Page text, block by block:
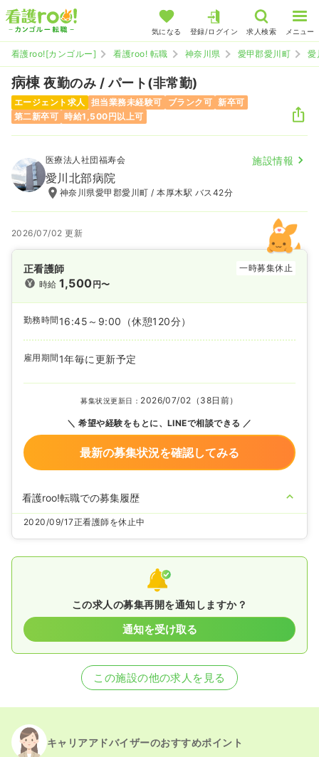
気になる 登録/ログイン 求人検索 メニュー
看護roo![カンゴルー] 看護roo! 転職 神奈川県 愛甲郡愛川町 愛
病棟夜勤のみ / パート(非常勤)
エージェント求人 担当業務未経験可 ブランク可 新卒可
第二新卒可 時給1,500円以上可
医療法人社団福寿会 施設情報
愛川北部病院
神奈川県愛甲郡愛川町 / 本厚木駅 バス42分
2026/07/02 更新
正看護師
一時募集休止
時給1,500円〜
勤務時間 16:45～9:00 （休憩120分）
雇用期間 1年毎に更新予定
募集状況更新日： 2026/07/02（38日前）
希望や経験をもとに、LINEで相談できる
最新の募集状況を確認してみる
看護roo!転職での募集履歴
2020/09/17正看護師を休止中
この求人の募集再開を通知しますか？
通知を受け取る
この施設の他の求人を見る
キャリアアドバイザーのおすすめポイント